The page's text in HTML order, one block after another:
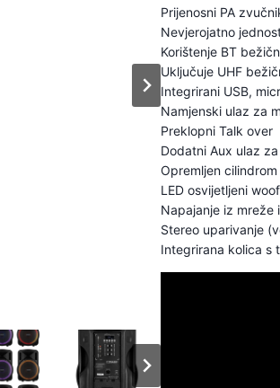
Prijenosni PA
Nevjerojatno
Korištenje BT
Uključuje UHF
Integrirani USB,
Namjenski ulaz za
Preklopni Talk over
Dodatni Aux ulaz
Opremljen
LED osvijetljeni
Napajanje iz mreže
Stereo uparivanje
Integrirana kolica s